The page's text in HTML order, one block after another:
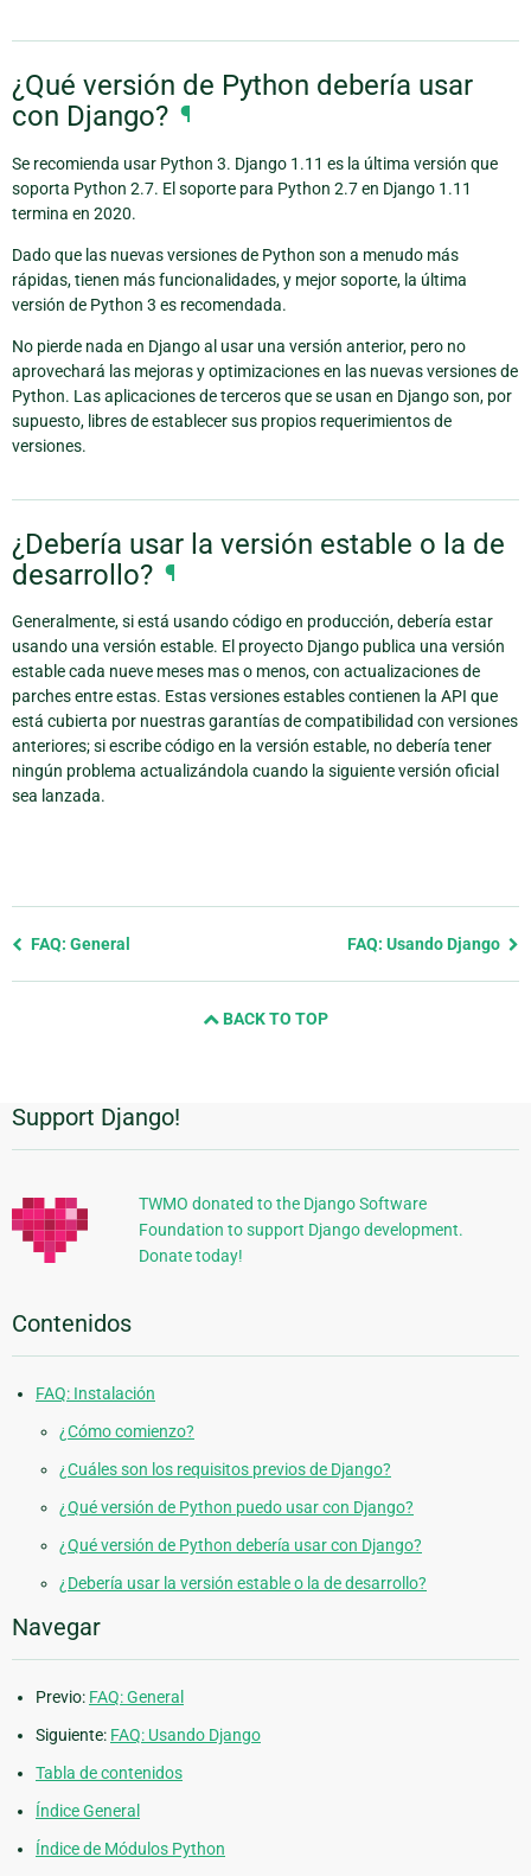
¿Qué versión de Python debería usar
con Django? ¶
Se recomienda usar Python 3. Django 1.11 es la última versión que
soporta Python 2.7. El soporte para Python 2.7 en Django 1.11
termina en 2020.
Dado que las nuevas versiones de Python son a menudo más
rápidas, tienen más funcionalidades, y mejor soporte, la última
versión de Python 3 es recomendada.
No pierde nada en Django al usar una versión anterior, pero no
aprovechará las mejoras y optimizaciones en las nuevas versiones de
Python. Las aplicaciones de terceros que se usan en Django son, por
supuesto, libres de establecer sus propios requerimientos de
versiones.
¿Debería usar la versión estable o la de
desarrollo? ¶
Generalmente, si está usando código en producción, debería estar
usando una versión estable. El proyecto Django publica una versión
estable cada nueve meses mas o menos, con actualizaciones de
parches entre estas. Estas versiones estables contienen la API que
está cubierta por nuestras garantías de compatibilidad con versiones
anteriores; si escribe código en la versión estable, no debería tener
ningún problema actualizándola cuando la siguiente versión oficial
sea lanzada.
Previous
FAQ: General FAQ: Usando Django
BACK TO TOP
Información
Support Django!
TWMO donated to the Django Software
Foundation to support Django development.
Donate today!
Contenidos
FAQ: Instalación
¿Cómo comienzo?
¿Cuáles son los requisitos previos de Django?
¿Qué versión de Python puedo usar con Django?
¿Qué versión de Python debería usar con Django?
¿Debería usar la versión estable o la de desarrollo?
Navegar
Previo: FAQ: General
Siguiente: FAQ: Usando Django
Tabla de contenidos
Índice General
Índice de Módulos Python